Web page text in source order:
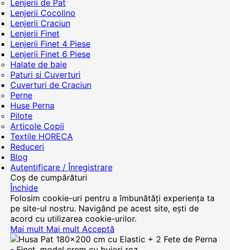
Lenjerii de Pat
Lenjerii Cocolino
Lenjerii Craciun
Lenjerii Finet
Lenjerii Finet 4 Piese
Lenjerii Finet 6 Piese
Halate de baie
Paturi si Cuverturi
Cuverturi de Craciun
Perne
Huse Perna
Pilote
Articole Copii
Textile HORECA
Reduceri
Blog
Autentificare / Înregistrare
Coș de cumpărături
Închide
Folosim cookie-uri pentru a îmbunătăți experiența ta
pe site-ul nostru. Navigând pe acest site, ești de
acord cu utilizarea cookie-urilor.
Mai mult Mai mult Acceptă